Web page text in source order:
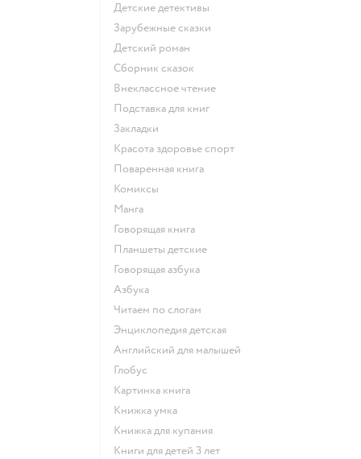
детские детективы
зарубежные сказки
детский роман
сборник сказок
внеклассное чтение
подставка для книг
закладки
красота здоровье спорт
поваренная книга
комиксы
манга
говорящая книга
Планшеты детские
говорящая азбука
азбука
читаем по слогам
энциклопедия детская
английский для малышей
глобус
картинка книга
книжка умка
книжка для купания
книги для детей 3 лет